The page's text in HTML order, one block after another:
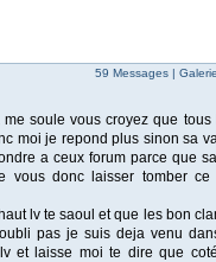
59 Messages |
soule vous croyez que
moi je repond plus sinon sa
a ceux forum parce que
donc laisser tomber ce
lv te saoul et que les bon
pas je suis deja venu
et laisse moi te dire que